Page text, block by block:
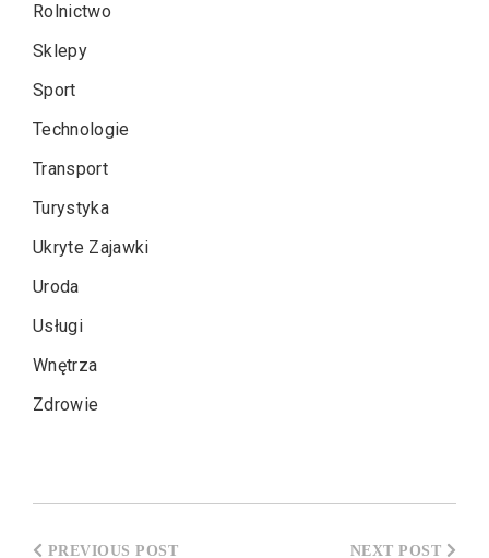
Rolnictwo
Sklepy
Sport
Technologie
Transport
Turystyka
Ukryte Zajawki
Uroda
Usługi
Wnętrza
Zdrowie